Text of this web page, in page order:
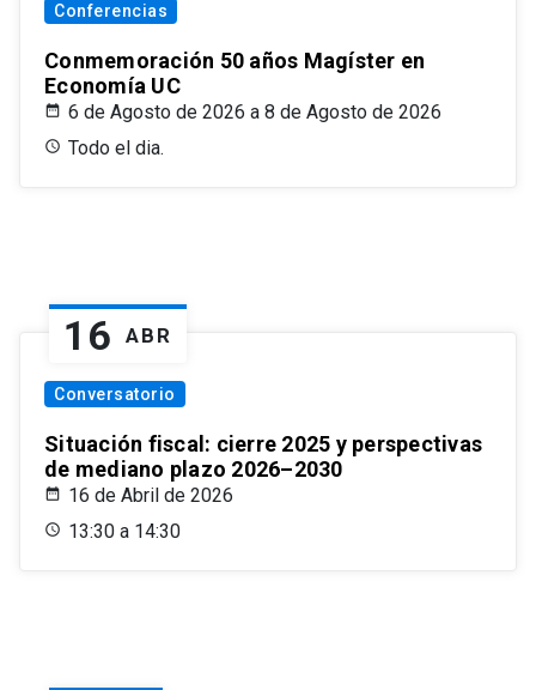
Conferencias
Conmemoración 50 años Magíster en
Economía UC
6 de Agosto de 2026 a 8 de Agosto de 2026
Todo el dia.
16 ABR
Conversatorio
Situación fiscal: cierre 2025 y perspectivas
de mediano plazo 2026–2030
16 de Abril de 2026
13:30 a 14:30